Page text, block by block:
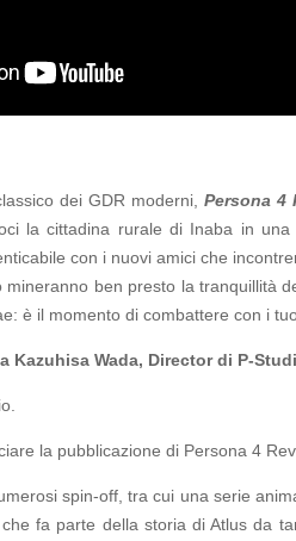
dei GDR moderni,Persona 4
la cittadina rurale di Inaba in
con i nuovi amici che
mineranno ben presto la tranquillità
è il momento di combattere con i
Kazuhisa Wada, Director di P-
la pubblicazione di Persona 4
spin-off, tra cui una serie
fa parte della storia di Atlus da